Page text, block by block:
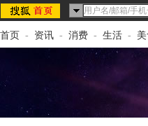
首页 - 资讯 - 消费 - 生活 -